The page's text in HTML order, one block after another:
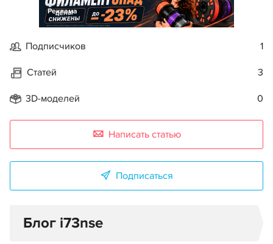
Реклама
Подписчиков 1
Статей 3
3D-моделей 0
Написать статью
Подписаться
Блог i73nse